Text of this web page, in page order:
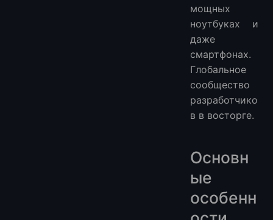
мощных
ноутбуках и
даже
смартфонах.
Глобальное
сообщество
разработчико
в в восторге.
Основн
ые
особенн